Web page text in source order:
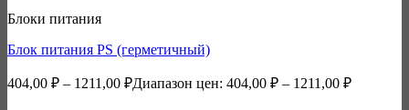
Блоки питания
Блок питания PS (герметичный)
404,00 ₽ – 1211,00 ₽Диапазон цен: 404,00 ₽ – 1211,00 ₽